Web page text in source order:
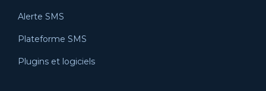
Alerte SMS
Plateforme SMS
Plugins et logiciels